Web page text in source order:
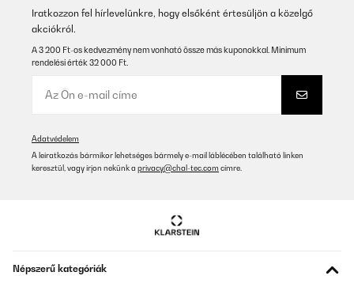
Iratkozzon fel hírlevelünkre, hogy elsőként értesüljön a közelgő
akciókról.
A 3 200 Ft-os kedvezmény nem vonható össze más kuponokkal. Minimum
rendelési érték 32 000 Ft.
Adatvédelem
A leiratkozás bármikor lehetséges bármely e-mail láblécében található linken
keresztül, vagy írjon nekünk a privacy@chal-tec.com címre.
Népszerű kategóriák